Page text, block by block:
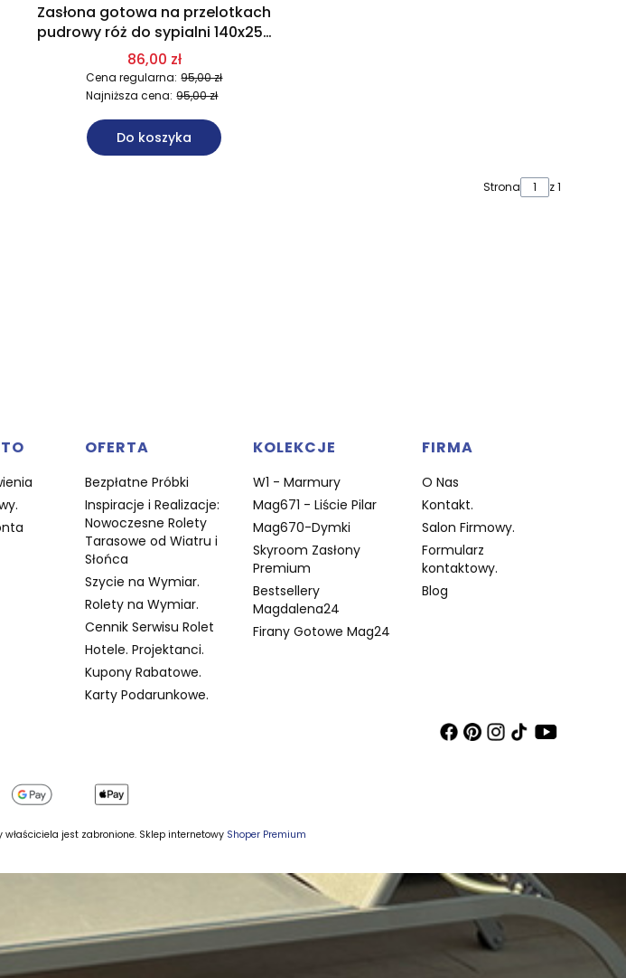
Zasłona gotowa na przelotkach
pudrowy róż do sypialni 140x250
cm 004/W2
86,00 zł
Cena regularna: 95,00 zł
Najniższa cena: 95,00 zł
Do koszyka
Strona z 1
OFERTA
Bezpłatne Próbki
Inspiracje i Realizacje:
Nowoczesne Rolety
Tarasowe od Wiatru i
Słońca
Szycie na Wymiar.
Rolety na Wymiar.
Cennik Serwisu Rolet
Hotele. Projektanci.
Kupony Rabatowe.
Karty Podarunkowe.
KOLEKCJE
W1 - Marmury
Mag671 - Liście Pilar
Mag670-Dymki
Skyroom Zasłony
Premium
Bestsellery
Magdalena24
Firany Gotowe Mag24
FIRMA
O Nas
Kontakt.
Salon Firmowy.
Formularz
kontaktowy.
Blog
jest zabronione. Sklep internetowy Shoper Premium